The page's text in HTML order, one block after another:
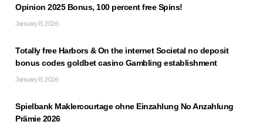
Opinion 2025 Bonus, 100 percent free Spins!
January 8, 2026
Totally free Harbors & On the internet Societal no deposit
bonus codes goldbet casino Gambling establishment
January 8, 2026
Spielbank Maklercourtage ohne Einzahlung No Anzahlung
Prämie 2026